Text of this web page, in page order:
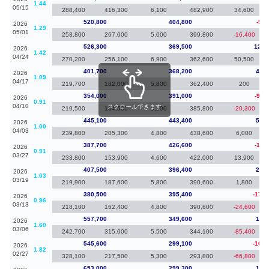
05/15
1.44
288,400
416,300 6,100 482,900 34,600
2026
05/01
1.29
520,800 404,800
-
253,800
267,000 5,000 399,800 -16,400
2026
04/24
1.42
526,300 369,500
270,200
256,100 6,900 362,600 50,500
2026
04/17
1.09
401,700 368,200
219,700
182,000 5,800 362,400 200
2026
04/10
0.91
354,000 391,000
-
219,500
134,500 5,200 385,800 -20,300
2026
04/03
1.00
445,100 443,400
239,800
205,300 4,800 438,600 6,000
2026
03/27
0.91
387,700 426,600
-
233,800
153,900 4,600 422,000 13,900
2026
03/19
1.03
407,500 396,400
219,900
187,600 5,800 390,600 1,800
2026
03/13
0.96
380,500 395,400
-
218,100
162,400 4,800 390,600 -24,600
2026
03/06
1.60
557,700 349,600
242,700
315,000 5,500 344,100 -85,400
2026
02/27
1.82
545,600 299,100
-
328,100
217,500 5,300 293,800 -66,800
スクロールできます